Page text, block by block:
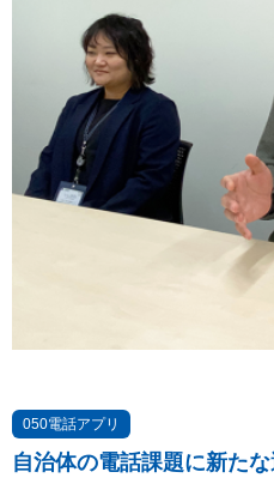
050電話アプリ
自治体の電話課題に新た